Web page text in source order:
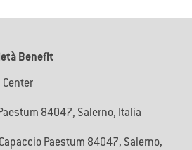
Benefit
Center
84047, Salerno, Italia
Paestum 84047, Salerno,